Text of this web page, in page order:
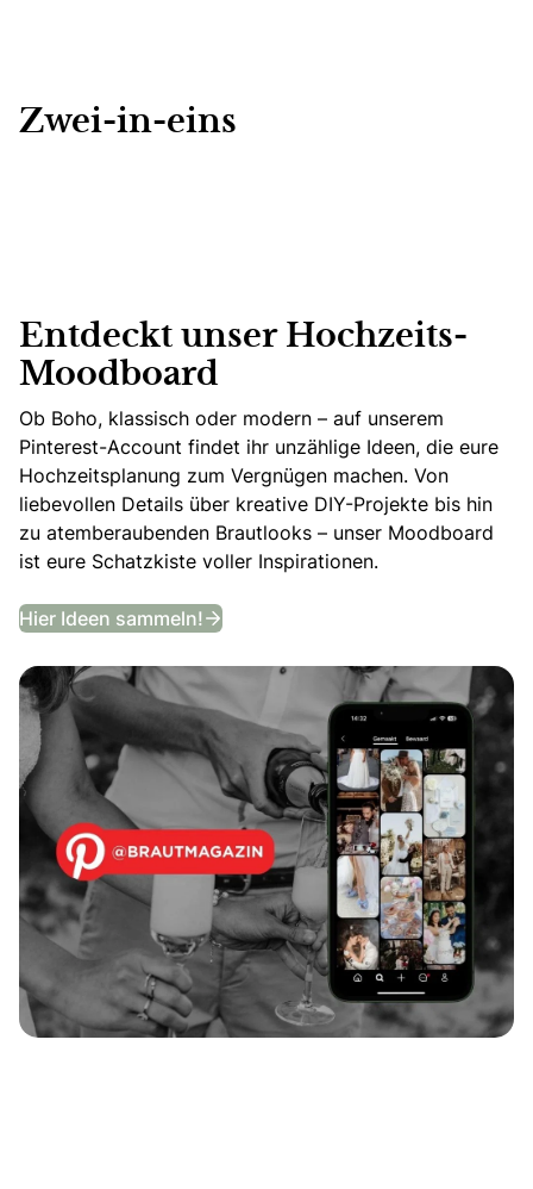
Zwei-in-eins
Entdeckt unser Hochzeits-
Moodboard
Ob Boho, klassisch oder modern – auf unserem
Pinterest-Account findet ihr unzählige Ideen, die eure
Hochzeitsplanung zum Vergnügen machen. Von
liebevollen Details über kreative DIY-Projekte bis hin
zu atemberaubenden Brautlooks – unser Moodboard
ist eure Schatzkiste voller Inspirationen.
Hier Ideen sammeln! Entdeckt unser Hochzeits-